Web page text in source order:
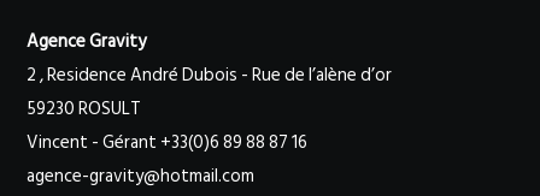
Agence Gravity
2 , Residence André Dubois - Rue de l’alène d’or
59230 ROSULT
Vincent - Gérant +33(0)6 89 88 87 16
agence-gravity@hotmail.com